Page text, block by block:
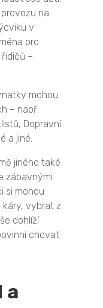
na
v
pro
–
mohou
– např.
Dopravní
a jiné.
jiného také
zábavnými
si mohou
káry, vybrat z
dohlíží
chovat
a